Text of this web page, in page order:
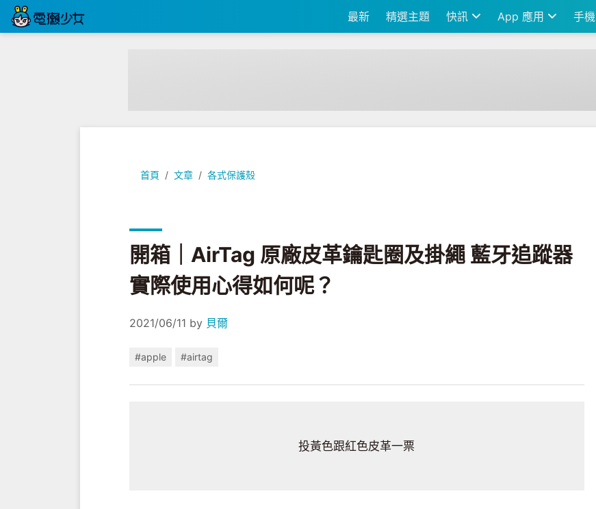
最新 精選主題 快訊 App 應用 手機
首頁 文章 各式保護殼
開箱｜AirTag 原廠皮革鑰匙圈及掛繩 藍牙追蹤器實際使用心得如何呢？
開箱｜AirTag 原廠皮革鑰匙圈及掛繩 藍牙追蹤器
實際使用心得如何呢？
2021/06/11 by 貝爾
#apple #airtag
投黃色跟紅色皮革一票